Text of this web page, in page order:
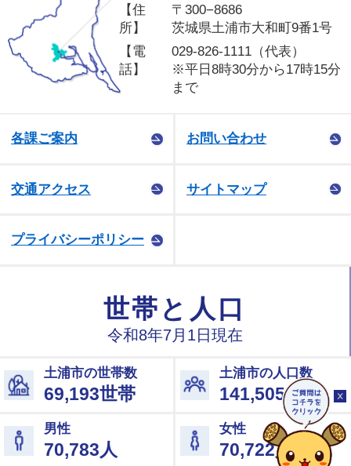
【住
所】
〒300−8686
茨城県土浦市大和町9番1号
【電
話】
029-826-1111（代表）
※平日8時30分から17時15分
まで
各課ご案内 お問い合わせ
交通アクセス サイトマップ
プライバシーポリシー